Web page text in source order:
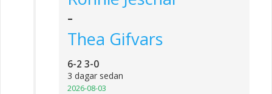
-
Thea Gifvars
6-2 3-0
3 dagar sedan
2026-08-03